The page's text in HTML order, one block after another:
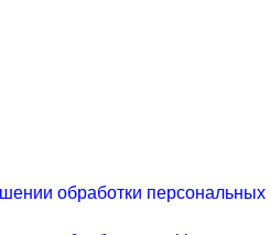
обработки персональных